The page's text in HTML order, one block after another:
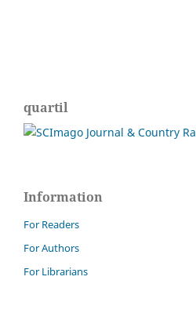
quartil
Information
For Readers
For Authors
For Librarians